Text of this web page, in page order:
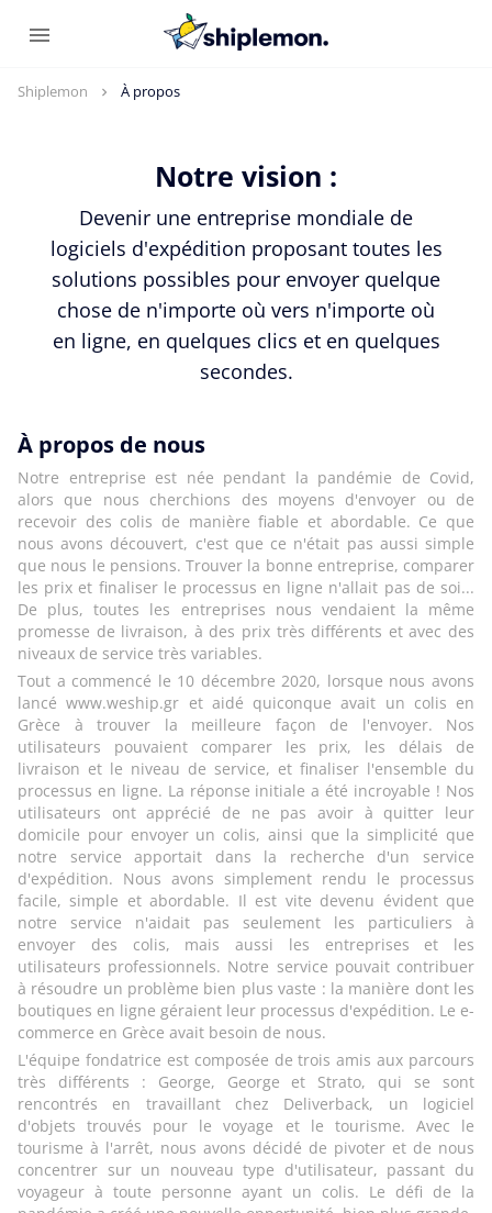
Shiplemon À propos
Notre vision :
Devenir une entreprise mondiale de
logiciels d'expédition proposant toutes les
solutions possibles pour envoyer quelque
chose de n'importe où vers n'importe où
en ligne, en quelques clics et en quelques
secondes.
À propos de nous
Notre entreprise est née pendant la pandémie de Covid,
alors que nous cherchions des moyens d'envoyer ou de
recevoir des colis de manière fiable et abordable. Ce que
nous avons découvert, c'est que ce n'était pas aussi simple
que nous le pensions. Trouver la bonne entreprise, comparer
les prix et finaliser le processus en ligne n'allait pas de soi...
De plus, toutes les entreprises nous vendaient la même
promesse de livraison, à des prix très différents et avec des
niveaux de service très variables.
Tout a commencé le 10 décembre 2020, lorsque nous avons
lancé www.weship.gr et aidé quiconque avait un colis en
Grèce à trouver la meilleure façon de l'envoyer. Nos
utilisateurs pouvaient comparer les prix, les délais de
livraison et le niveau de service, et finaliser l'ensemble du
processus en ligne. La réponse initiale a été incroyable ! Nos
utilisateurs ont apprécié de ne pas avoir à quitter leur
domicile pour envoyer un colis, ainsi que la simplicité que
notre service apportait dans la recherche d'un service
d'expédition. Nous avons simplement rendu le processus
facile, simple et abordable. Il est vite devenu évident que
notre service n'aidait pas seulement les particuliers à
envoyer des colis, mais aussi les entreprises et les
utilisateurs professionnels. Notre service pouvait contribuer
à résoudre un problème bien plus vaste : la manière dont les
boutiques en ligne géraient leur processus d'expédition. Le e-
commerce en Grèce avait besoin de nous.
L'équipe fondatrice est composée de trois amis aux parcours
très différents : George, George et Strato, qui se sont
rencontrés en travaillant chez Deliverback, un logiciel
d'objets trouvés pour le voyage et le tourisme. Avec le
tourisme à l'arrêt, nous avons décidé de pivoter et de nous
concentrer sur un nouveau type d'utilisateur, passant du
voyageur à toute personne ayant un colis. Le défi de la